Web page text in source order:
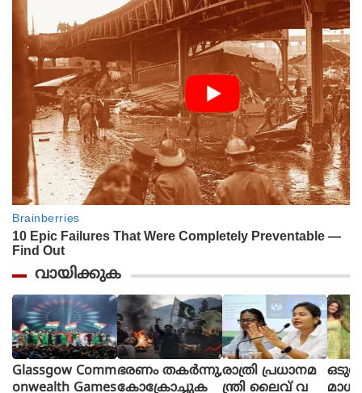
വായിക്കുക
Glassgow Comm
onwealth Games
ഭരണം തകര്‍ന്നു,
കോക്രോച്ചുക
രാത്രി പ്രധാനമ
ന്ത്രി ലൈവ് വ